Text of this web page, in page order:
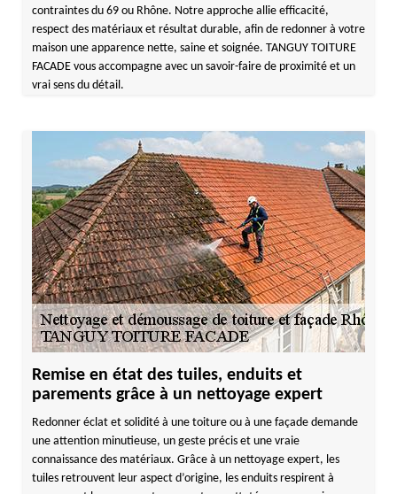
contraintes du 69 ou Rhône. Notre approche allie efficacité,
respect des matériaux et résultat durable, afin de redonner à votre
maison une apparence nette, saine et soignée. TANGUY TOITURE
FACADE vous accompagne avec un savoir-faire de proximité et un
vrai sens du détail.
Remise en état des tuiles, enduits et
parements grâce à un nettoyage expert
Redonner éclat et solidité à une toiture ou à une façade demande
une attention minutieuse, un geste précis et une vraie
connaissance des matériaux. Grâce à un nettoyage expert, les
tuiles retrouvent leur aspect d’origine, les enduits respirent à